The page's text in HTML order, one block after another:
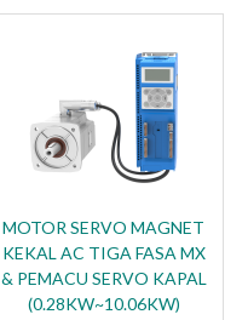
MOTOR SERVO MAGNET
KEKAL AC TIGA FASA MX
& PEMACU SERVO KAPAL
(0.28KW~10.06KW)